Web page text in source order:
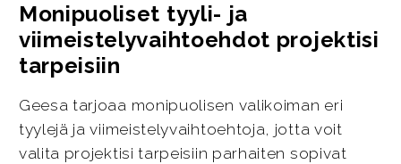
Monipuoliset tyyli- ja
viimeistelyvaihtoehdot projektisi
tarpeisiin
Geesa tarjoaa monipuolisen valikoiman eri
tyylejä ja viimeistelyvaihtoehtoja, jotta voit
valita projektisi tarpeisiin parhaiten sopivat